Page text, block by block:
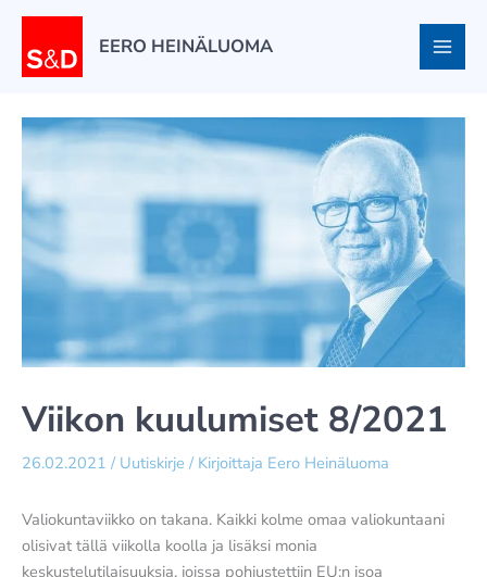
Siirry
EERO HEINÄLUOMA
Viikon kuulumiset 8/2021
26.02.2021 / Uutiskirje / Kirjoittaja Eero Heinäluoma
Valiokuntaviikko on takana. Kaikki kolme omaa valiokuntaani
olisivat tällä viikolla koolla ja lisäksi monia
keskustelutilaisuuksia, joissa pohjustettiin EU:n isoa